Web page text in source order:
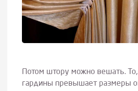
Потом штору можно вешать.
гардины превышает размеры